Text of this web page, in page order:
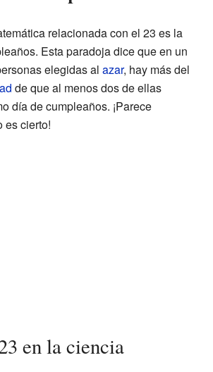
relacionada con el 23 es la
Esta paradoja dice que en un
elegidas al azar, hay más del
de que al menos dos de ellas
día de cumpleaños. ¡Parece
es cierto!
en la ciencia